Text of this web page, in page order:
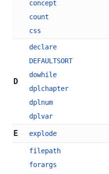
concept
count
css
D
declare
DEFAULTSORT
dowhile
dplchapter
dplnum
dplvar
E explode
filepath
forargs